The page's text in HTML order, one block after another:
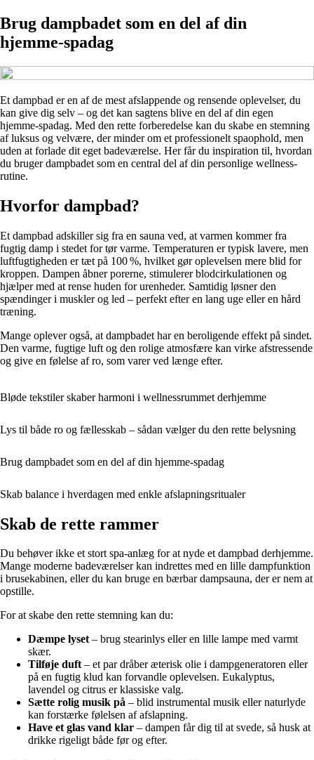
Brug dampbadet som en del af din
hjemme-spadag
Et dampbad er en af de mest afslappende og rensende oplevelser, du
kan give dig selv – og det kan sagtens blive en del af din egen
hjemme-spadag. Med den rette forberedelse kan du skabe en stemning
af luksus og velvære, der minder om et professionelt spaophold, men
uden at forlade dit eget badeværelse. Her får du inspiration til, hvordan
du bruger dampbadet som en central del af din personlige wellness-
rutine.
Hvorfor dampbad?
Et dampbad adskiller sig fra en sauna ved, at varmen kommer fra
fugtig damp i stedet for tør varme. Temperaturen er typisk lavere, men
luftfugtigheden er tæt på 100 %, hvilket gør oplevelsen mere blid for
kroppen. Dampen åbner porerne, stimulerer blodcirkulationen og
hjælper med at rense huden for urenheder. Samtidig løsner den
spændinger i muskler og led – perfekt efter en lang uge eller en hård
træning.
Mange oplever også, at dampbadet har en beroligende effekt på sindet.
Den varme, fugtige luft og den rolige atmosfære kan virke afstressende
og give en følelse af ro, som varer ved længe efter.
Bløde tekstiler skaber harmoni i wellnessrummet derhjemme
Lys til både ro og fællesskab – sådan vælger du den rette belysning
Brug dampbadet som en del af din hjemme-spadag
Skab balance i hverdagen med enkle afslapningsritualer
Skab de rette rammer
Du behøver ikke et stort spa-anlæg for at nyde et dampbad derhjemme.
Mange moderne badeværelser kan indrettes med en lille dampfunktion
i brusekabinen, eller du kan bruge en bærbar dampsauna, der er nem at
opstille.
For at skabe den rette stemning kan du:
Dæmpe lyset– brug stearinlys eller en lille lampe med varmt
skær.
Tilføje duft– et par dråber æterisk olie i dampgeneratoren eller
på en fugtig klud kan forvandle oplevelsen. Eukalyptus,
lavendel og citrus er klassiske valg.
Sætte rolig musik på – blid instrumental musik eller naturlyde
kan forstærke følelsen af afslapning.
Have et glas vand klar – dampen får dig til at svede, så husk at
drikke rigeligt både før og efter.